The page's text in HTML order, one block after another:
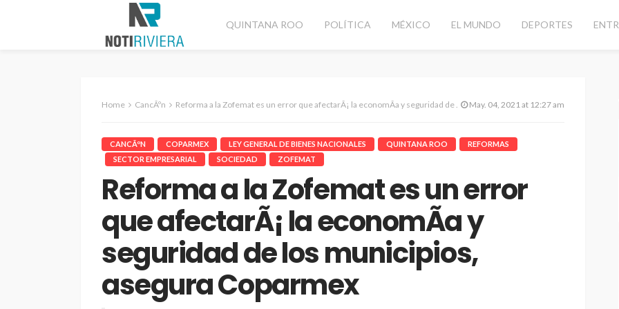
QUINTANA ROO POLÍTICA MÉXICO EL MUNDO DEPORTES
Home CancÃºn Reforma a la Zofemat es un error que afectarÃ¡ la economÃ­a y seguridad de los municipios, asegura Coparmex May. 04, 2021 at 12:27 am
CANCÃºN COPARMEX LEY GENERAL DE BIENES NACIONALES QUINTANA ROO
REFORMAS
SECTOR EMPRESARIAL
SOCIEDAD ZOFEMAT
Reforma a la Zofemat es un error
que afectarÃ¡ la economÃ­a y
seguridad de los municipios,
asegura Coparmex
CANCÚN DESTACADAS